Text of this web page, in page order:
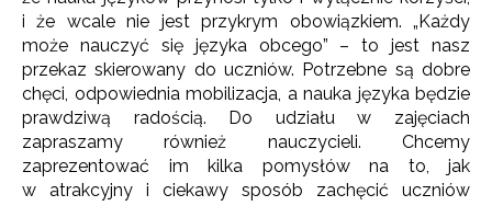
i że wcale nie jest przykrym obowiązkiem. „Każdy
może nauczyć się języka obcego” – to jest nasz
przekaz skierowany do uczniów. Potrzebne są dobre
chęci, odpowiednia mobilizacja, a nauka języka będzie
prawdziwą radością. Do udziału w zajęciach
zapraszamy również nauczycieli. Chcemy
zaprezentować im kilka pomysłów na to, jak
w atrakcyjny i ciekawy sposób zachęcić uczniów